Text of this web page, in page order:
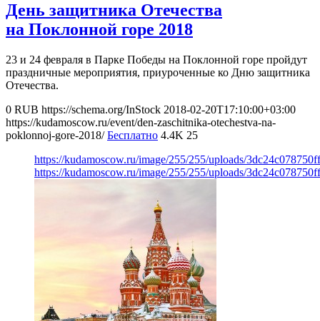
День защитника Отечества
на Поклонной горе 2018
23 и 24 февраля в Парке Победы на Поклонной горе пройдут
праздничные мероприятия, приуроченные ко Дню защитника
Отечества.
0 RUB https://schema.org/InStock 2018-02-20T17:10:00+03:00
https://kudamoscow.ru/event/den-zaschitnika-otechestva-na-
poklonnoj-gore-2018/ Бесплатно 4.4K 25
https://kudamoscow.ru/image/255/255/uploads/
https://kudamoscow.ru/image/255/255/uploads/